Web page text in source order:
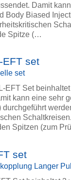
Damit
Body Biased
Spitze (…
EFT set
set
EFT Set
kann eine sehr
durchgeführt
Spitzen (zum
set
Langer